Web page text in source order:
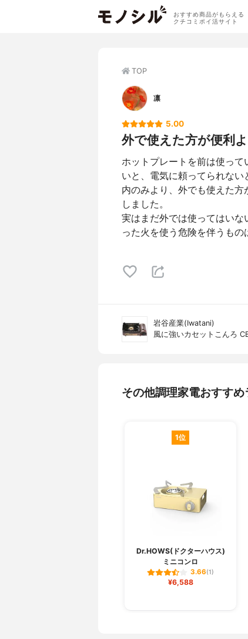
おすすめ商品がもらえる
クチコミポイ活サイト
TOP
凛
5.00
外で使えた方が便利
ホットプレートを前は使っ
いと、電気に頼ってられな
内のみより、外でも使えた
しました。
実はまだ外では使ってはい
った火を使う危険を伴うもの
岩谷産業(Iwatani)
風に強いカセットこんろ
その他調理家電おすす
1位
Dr.HOWS(ドクターハウス)
ミニコンロ
3.66(1)
¥6,588